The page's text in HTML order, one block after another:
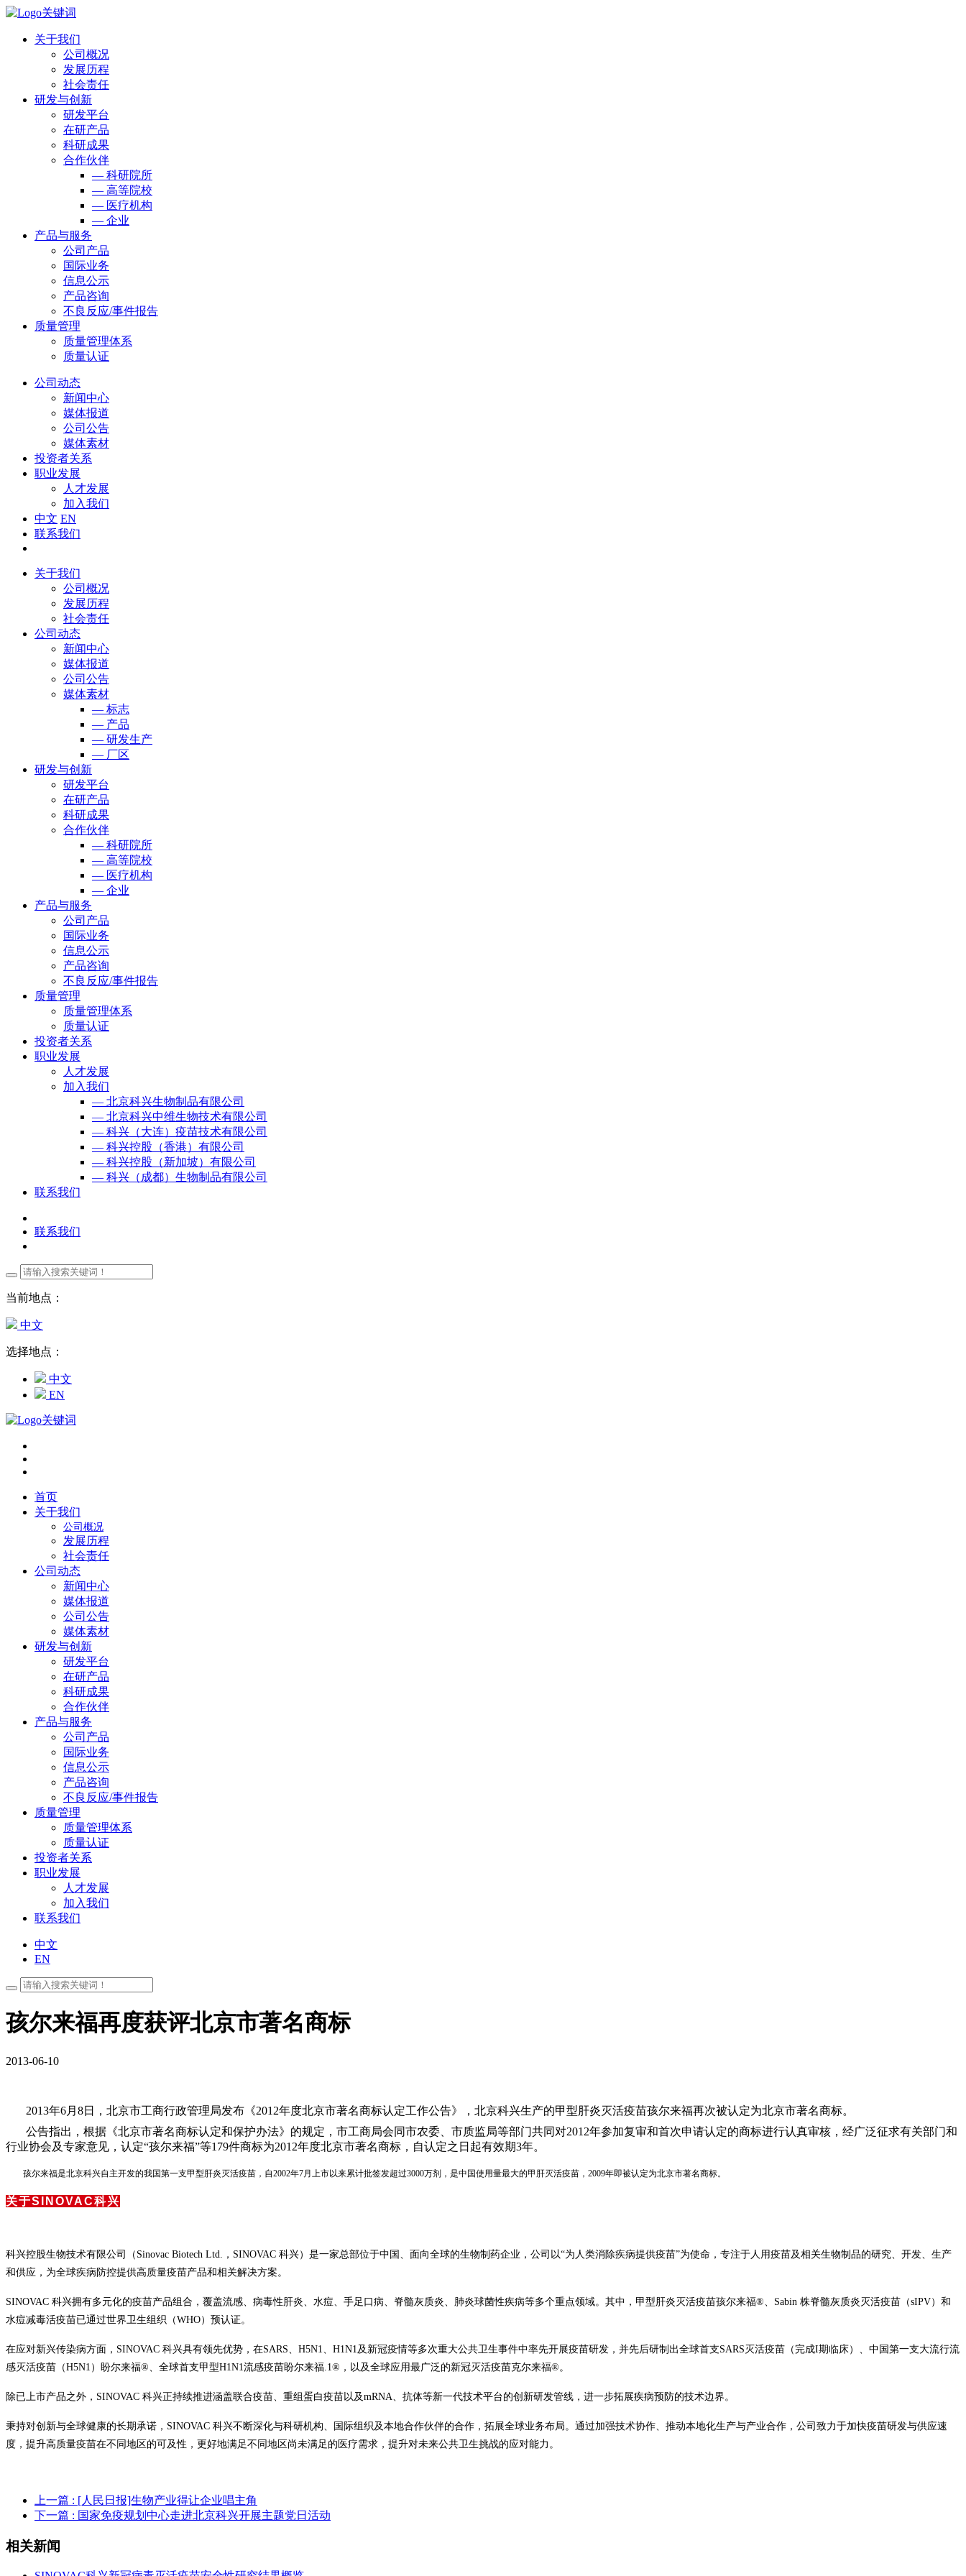
关于我们
公司概况
发展历程
社会责任
研发与创新
研发平台
在研产品
科研成果
合作伙伴
— 科研院所
— 高等院校
— 医疗机构
— 企业
产品与服务
公司产品
国际业务
信息公示
产品咨询
不良反应/事件报告
质量管理
质量管理体系
质量认证
公司动态
新闻中心
媒体报道
公司公告
媒体素材
投资者关系
职业发展
人才发展
加入我们
中文 EN
联系我们
关于我们
公司概况
发展历程
社会责任
公司动态
新闻中心
媒体报道
公司公告
媒体素材
— 标志
— 产品
— 研发生产
— 厂区
研发与创新
研发平台
在研产品
科研成果
合作伙伴
— 科研院所
— 高等院校
— 医疗机构
— 企业
产品与服务
公司产品
国际业务
信息公示
产品咨询
不良反应/事件报告
质量管理
质量管理体系
质量认证
投资者关系
职业发展
人才发展
加入我们
— 北京科兴生物制品有限公司
— 北京科兴中维生物技术有限公司
— 科兴（大连）疫苗技术有限公司
— 科兴控股（香港）有限公司
— 科兴控股（新加坡）有限公司
— 科兴（成都）生物制品有限公司
联系我们
联系我们
当前地点：
中文
选择地点：
中文
EN
首页
关于我们
公司概况
发展历程
社会责任
公司动态
新闻中心
媒体报道
公司公告
媒体素材
研发与创新
研发平台
在研产品
科研成果
合作伙伴
产品与服务
公司产品
国际业务
信息公示
产品咨询
不良反应/事件报告
质量管理
质量管理体系
质量认证
投资者关系
职业发展
人才发展
加入我们
联系我们
中文
EN
孩尔来福再度获评北京市著名商标
2013-06-10
2013年6月8日，北京市工商行政管理局发布《2012年度北京市著名商标认定工作公告》，北京科兴生产的甲型肝炎灭活疫苗孩尔来福再次被认定为北京市著名商标。
公告指出，根据《北京市著名商标认定和保护办法》的规定，市工商局会同市农委、市质监局等部门共同对2012年参加复审和首次申请认定的商标进行认真审核，经广泛征求有关部门和
行业协会及专家意见，认定“孩尔来福”等179件商标为2012年度北京市著名商标，自认定之日起有效期3年。
孩尔来福是北京科兴自主开发的我国第一支甲型肝炎灭活疫苗，自2002年7月上市以来累计批签发超过3000万剂，是中国使用量最大的甲肝灭活疫苗，2009年即被认定为北京市著名商标。
关于SINOVAC科兴
科兴控股生物技术有限公司（Sinovac Biotech Ltd.，SINOVAC 科兴）是一家总部位于中国、面向全球的生物制药企业，公司以“为人类消除疾病提供疫苗”为使命，专注于人用疫苗及相关生物制品的研究、开发、生产
和供应，为全球疾病防控提供高质量疫苗产品和相关解决方案。
SINOVAC 科兴拥有多元化的疫苗产品组合，覆盖流感、病毒性肝炎、水痘、手足口病、脊髓灰质炎、肺炎球菌性疾病等多个重点领域。其中，甲型肝炎灭活疫苗孩尔来福®、Sabin 株脊髓灰质炎灭活疫苗（sIPV）和
水痘减毒活疫苗已通过世界卫生组织（WHO）预认证。
在应对新兴传染病方面，SINOVAC 科兴具有领先优势，在SARS、H5N1、H1N1及新冠疫情等多次重大公共卫生事件中率先开展疫苗研发，并先后研制出全球首支SARS灭活疫苗（完成I期临床）、中国第一支大流行流
感灭活疫苗（H5N1）盼尔来福®、全球首支甲型H1N1流感疫苗盼尔来福.1®，以及全球应用最广泛的新冠灭活疫苗克尔来福®。
除已上市产品之外，SINOVAC 科兴正持续推进涵盖联合疫苗、重组蛋白疫苗以及mRNA、抗体等新一代技术平台的创新研发管线，进一步拓展疾病预防的技术边界。
秉持对创新与全球健康的长期承诺，SINOVAC 科兴不断深化与科研机构、国际组织及本地合作伙伴的合作，拓展全球业务布局。通过加强技术协作、推动本地化生产与产业合作，公司致力于加快疫苗研发与供应速
度，提升高质量疫苗在不同地区的可及性，更好地满足不同地区尚未满足的医疗需求，提升对未来公共卫生挑战的应对能力。
上一篇 : [人民日报]生物产业得让企业唱主角
下一篇 : 国家免疫规划中心走进北京科兴开展主题党日活动
相关新闻